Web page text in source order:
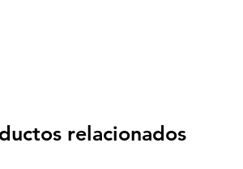
relacionados